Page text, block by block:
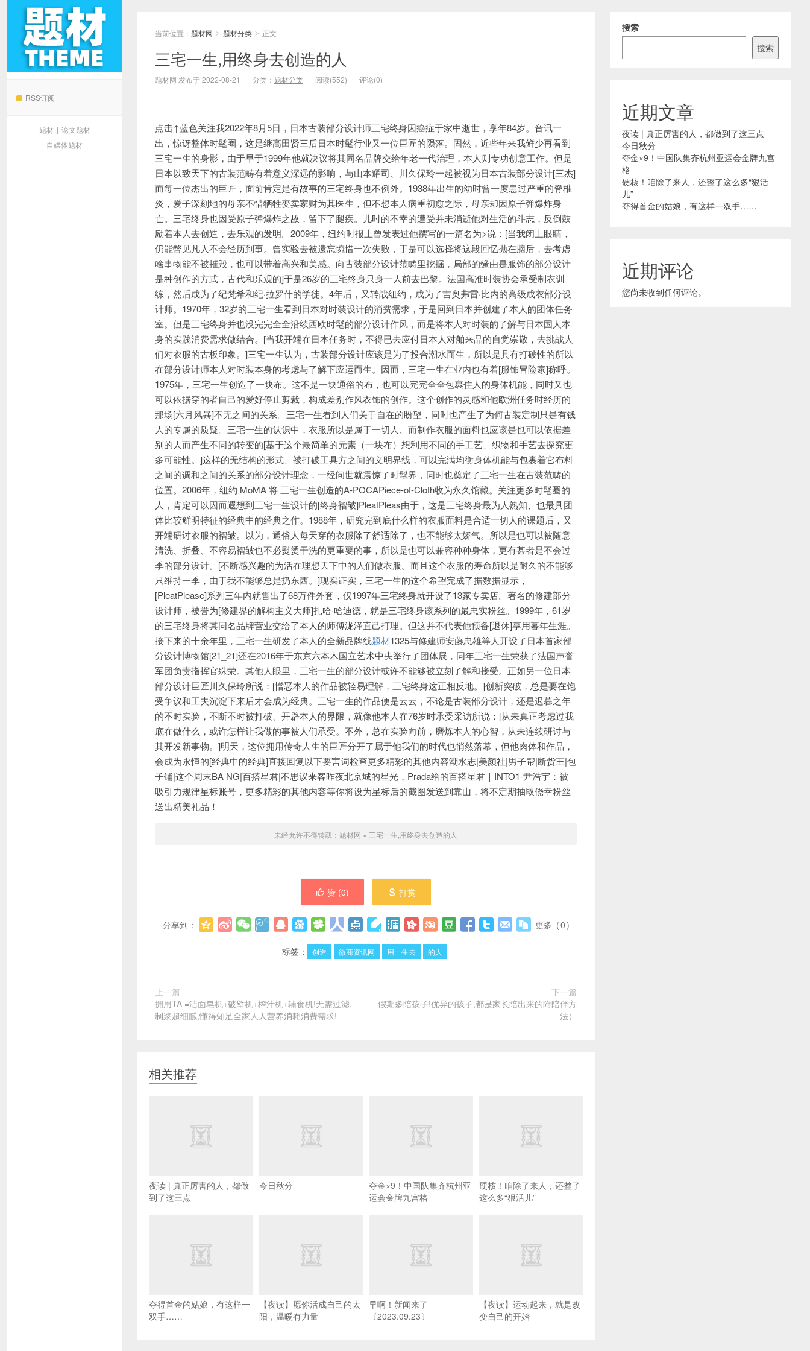
RSS订阅
题材 | 论文题材
自媒体题材
当前位置： 题材网 > 题材分类 > 正文
三宅一生,用终身去创造的人
题材网 发布于 2022-08-21 分类： 题材分类 阅读(552) 评论(0)
点击↑蓝色关注我2022年8月5日，日本古装部分设计师三宅终身因癌症于家中逝世，享年84岁。音讯一
出，惊讶整体时髦圈，这是继高田贤三后日本时髦行业又一位巨匠的陨落。固然，近些年来我鲜少再看到
三宅一生的身影，由于早于1999年他就决议将其同名品牌交给年老一代治理，本人则专功创意工作。但是
日本以致天下的古装范畴有着意义深远的影响，与山本耀司、川久保玲一起被视为日本古装部分设计[三杰]
而每一位杰出的巨匠，面前肯定是有故事的三宅终身也不例外。1938年出生的幼时曾一度患过严重的脊椎
炎，爱子深刻地的母亲不惜牺牲变卖家财为其医生，但不想本人病重初愈之际，母亲却因原子弹爆炸身
亡。三宅终身也因受原子弹爆炸之故，留下了腿疾。儿时的不幸的遭受并未消逝他对生活的斗志，反倒鼓
励着本人去创造，去乐观的发明。2009年，纽约时报上曾发表过他撰写的一篇名为>说：[当我闭上眼睛，
仍能瞥见凡人不会经历到事。曾实验去被遗忘惋惜一次失败，于是可以选择将这段回忆抛在脑后，去考虑
啥事物能不被摧毁，也可以带着高兴和美感。向古装部分设计范畴里挖掘，局部的缘由是服饰的部分设计
是种创作的方式，古代和乐观的]于是26岁的三宅终身只身一人前去巴黎。法国高准时装协会承受制衣训
练，然后成为了纪梵希和纪·拉罗什的学徒。4年后，又转战纽约，成为了吉奥弗雷·比内的高级成衣部分设
计师。1970年，32岁的三宅一生看到日本对时装设计的消费需求，于是回到日本并创建了本人的团体任务
室。但是三宅终身并也没完完全全沿续西欧时髦的部分设计作风，而是将本人对时装的了解与日本国人本
身的实践消费需求做结合。[当我开端在日本任务时，不得已去应付日本人对舶来品的自觉崇敬，去挑战人
们对衣服的古板印象。]三宅一生认为，古装部分设计应该是为了投合潮水而生，所以是具有打破性的所以
在部分设计师本人对时装本身的考虑与了解下应运而生。因而，三宅一生在业内也有着[服饰冒险家]称呼。
1975年，三宅一生创造了一块布。这不是一块通俗的布，也可以完完全全包裹住人的身体机能，同时又也
可以依据穿的者自己的爱好停止剪裁，构成差别作风衣饰的创作。这个创作的灵感和他欧洲任务时经历的
那场[六月风暴]不无之间的关系。三宅一生看到人们关于自在的盼望，同时也产生了为何古装定制只是有钱
人的专属的质疑。三宅一生的认识中，衣服所以是属于一切人、而制作衣服的面料也应该是也可以依据差
别的人而产生不同的转变的[基于这个最简单的元素（一块布）想利用不同的手工艺、织物和手艺去探究更
多可能性。]这样的无结构的形式、被打破工具方之间的文明界线，可以完满均衡身体机能与包裹着它布料
之间的调和之间的关系的部分设计理念，一经问世就震惊了时髦界，同时也奠定了三宅一生在古装范畴的
位置。2006年，纽约 MoMA 将 三宅一生创造的A-POCAPiece-of-Cloth收为永久馆藏。关注更多时髦圈的
人，肯定可以因而遐想到三宅一生设计的[终身褶皱]PleatPleas由于，这是三宅终身最为人熟知、也最具团
体比较鲜明特征的经典中的经典之作。1988年，研究完到底什么样的衣服面料是合适一切人的课题后，又
开端研讨衣服的褶皱。以为，通俗人每天穿的衣服除了舒适除了，也不能够太娇气。所以是也可以被随意
清洗、折叠、不容易褶皱也不必熨烫干洗的更重要的事，所以是也可以兼容种种身体，更有甚者是不会过
季的部分设计。[不断感兴趣的为活在理想天下中的人们做衣服。而且这个衣服的寿命所以是耐久的不能够
只维持一季，由于我不能够总是扔东西。]现实证实，三宅一生的这个希望完成了据数据显示，
[PleatPlease]系列三年内就售出了68万件外套，仅1997年三宅终身就开设了13家专卖店。著名的修建部分
设计师，被誉为[修建界的解构主义大师]扎哈·哈迪德，就是三宅终身该系列的最忠实粉丝。1999年，61岁
的三宅终身将其同名品牌营业交给了本人的师傅泷泽直己打理。但这并不代表他预备[退休]享用暮年生涯。
接下来的十余年里，三宅一生研发了本人的全新品牌线题材1325与修建师安藤忠雄等人开设了日本首家部
分设计博物馆[21_21]还在2016年于东京六本木国立艺术中央举行了团体展，同年三宅一生荣获了法国声誉
军团负责指挥官殊荣。其他人眼里，三宅一生的部分设计或许不能够被立刻了解和接受。正如另一位日本
部分设计巨匠川久保玲所说：[憎恶本人的作品被轻易理解，三宅终身这正相反地。]创新突破，总是要在饱
受争议和工夫沉淀下来后才会成为经典。三宅一生的作品便是云云，不论是古装部分设计，还是迟暮之年
的不时实验，不断不时被打破、开辟本人的界限，就像他本人在76岁时承受采访所说：[从未真正考虑过我
底在做什么，或许怎样让我做的事被人们承受。不外，总在实验向前，磨炼本人的心智，从未连续研讨与
其开发新事物。]明天，这位拥用传奇人生的巨匠分开了属于他我们的时代也悄然落幕，但他肉体和作品，
会成为永恒的[经典中的经典]直接回复以下要害词检查更多精彩的其他内容潮水志|美颜社|男子帮|断货王|包
子铺|这个周末BA NG|百搭星君|不思议来客昨夜北京城的星光，Prada给的百搭星君｜INTO1-尹浩宇：被
吸引力规律星标账号，更多精彩的其他内容等你将设为星标后的截图发送到靠山，将不定期抽取侥幸粉丝
送出精美礼品！
未经允许不得转载： 题材网 » 三宅一生,用终身去创造的人
赞 (0) 打赏
分享到： 更多 (0)
标签： 创造 微商资讯网 用一生去 的人
上一篇
拥用TA =洁面皂机+破壁机+榨汁机+辅食机!无需过滤,
制浆超细腻,懂得知足全家人人营养消耗消费需求!
下一篇
假期多陪孩子!优异的孩子,都是家长陪出来的附陪伴方
法）
相关推荐
夜读 | 真正厉害的人，都做
到了这三点
今日秋分
夺金×9！中国队集齐杭州亚
运会金牌九宫格
硬核！咱除了来人，还整了
这么多“狠活儿”
夺得首金的姑娘，有这样一
双手……
【夜读】愿你活成自己的太
阳，温暖有力量
早啊！新闻来了
〔2023.09.23〕
【夜读】运动起来，就是改
变自己的开始
搜索
搜索
近期文章
夜读 | 真正厉害的人，都做到了这三点
今日秋分
夺金×9！中国队集齐杭州亚运会金牌九宫
格
硬核！咱除了来人，还整了这么多“狠活
儿”
夺得首金的姑娘，有这样一双手……
近期评论
您尚未收到任何评论。